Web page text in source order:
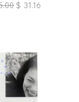
$ 31.16